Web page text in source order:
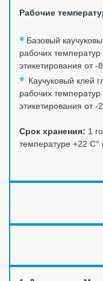
Рабочие
• Базовый к
рабочих
этикетирования от -
• Каучуковый клей
рабочих
этикетирования от -
Срок хранения: 1
температуре +22 С°